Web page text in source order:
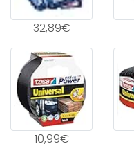
32,89€
10,99€